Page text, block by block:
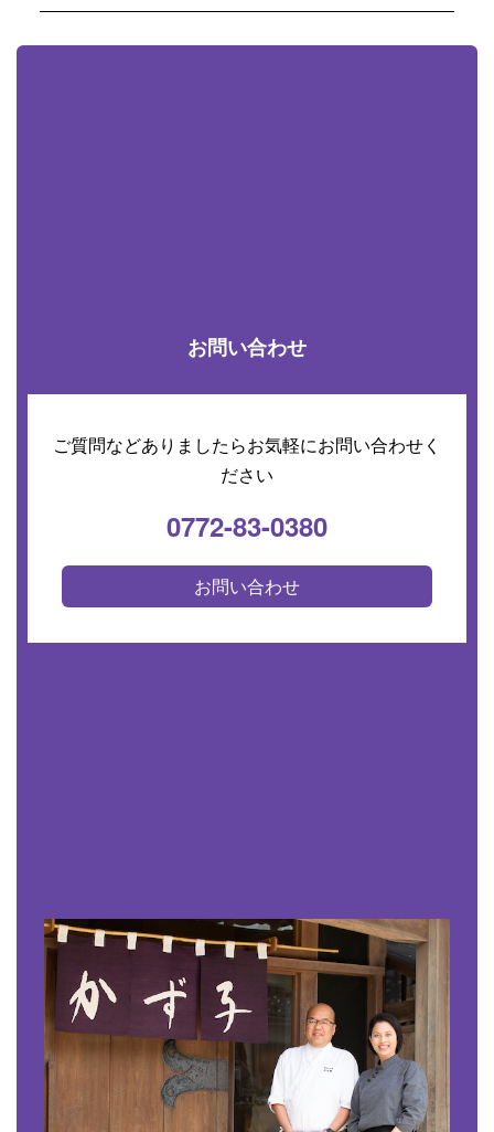
お問い合わせ
ご質問などありましたらお気軽にお問い合わせく
ださい
0772-83-0380
お問い合わせ